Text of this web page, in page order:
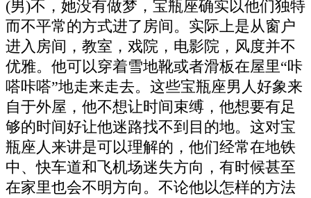
(男)不，她没有做梦，宝瓶座确实以他们独特
而不平常的方式进了房间。实际上是从窗户
进入房间，教室，戏院，电影院，风度并不
优雅。他可以穿着雪地靴或者滑板在屋里“咔
嗒咔嗒”地走来走去。这些宝瓶座男人好象来
自于外屋，他不想让时间束缚，他想要有足
够的时间好让他迷路找不到目的地。这对宝
瓶座人来讲是可以理解的，他们经常在地铁
中、快车道和飞机场迷失方向，有时候甚至
在家里也会不明方向。不论他以怎样的方法